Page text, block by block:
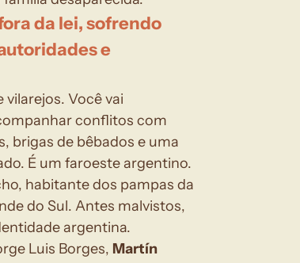
da lei, sofrendo
e
Você vai
conflitos com
brigas de bêbados e uma
É um faroeste argentino.
habitante dos pampas da
do Sul. Antes malvistos,
argentina.
Luis Borges, Martín